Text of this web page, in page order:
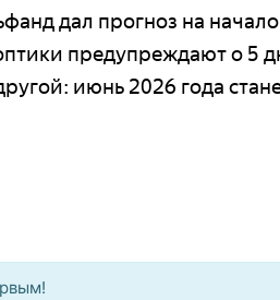
дал прогноз на
предупреждают о 5
июнь 2026 года